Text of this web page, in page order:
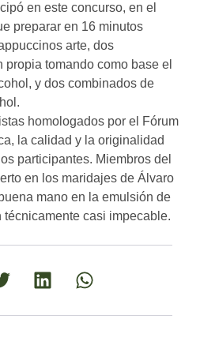
en este concurso, en el
preparar en 16 minutos
arte, dos
tomando como base el
y dos combinados de
homologados por el Fórum
la calidad y la originalidad
participantes. Miembros del
en los maridajes de Álvaro
mano en la emulsión de
técnicamente casi impecable.